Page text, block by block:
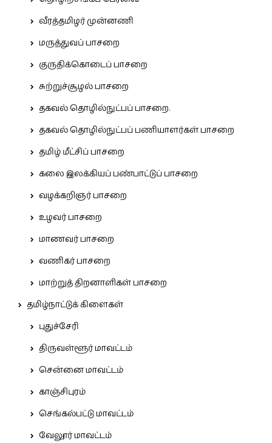
வீரத்தமிழர் முன்னணி
மருத்துவப் பாசறை
குருதிக்கொடைப் பாசறை
சுற்றுச்சூழல் பாசறை
தகவல் தொழில்நுட்பப் பாசறை.
தகவல் தொழில்நுட்பப் பணியாளர்கள் பாசறை
தமிழ் மீட்சிப் பாசறை
கலை இலக்கியப் பண்பாட்டுப் பாசறை
வழக்கறிஞர் பாசறை
உழவர் பாசறை
மாணவர் பாசறை
வணிகர் பாசறை
மாற்றுத் திறனாளிகள் பாசறை
தமிழ்நாட்டுக் கிளைகள்
புதுச்சேரி
திருவள்ளூர் மாவட்டம்
சென்னை மாவட்டம்
காஞ்சிபுரம்
செங்கல்பட்டு மாவட்டம்
வேலூர் மாவட்டம்